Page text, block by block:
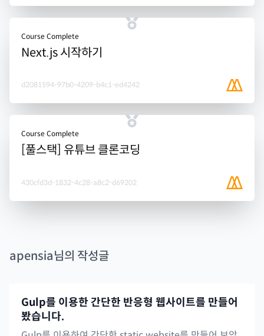
Course Complete
Next.js 시작하기
d2081594-97b0-4209-b4c1-ed4242
Course Complete
[풀스택] 유튜브 클론코딩
430cfd3d-1832-4c28-a8c2-d69202
apensia님의 작성글
Gulp를 이용한 간단한 반응형 웹사이트를 만들어
봤습니다.